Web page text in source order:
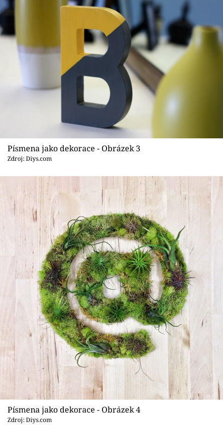
Písmena jako dekorace - Obrázek 3
Zdroj: Diys.com
Písmena jako dekorace - Obrázek 4
Zdroj: Diys.com